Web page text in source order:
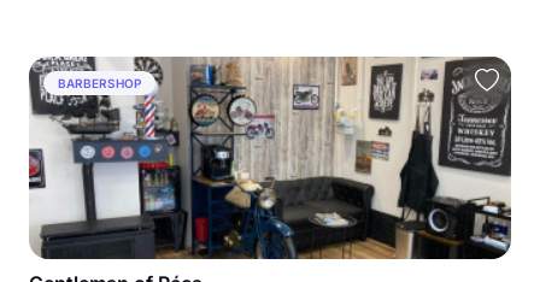
BARBERSHOP